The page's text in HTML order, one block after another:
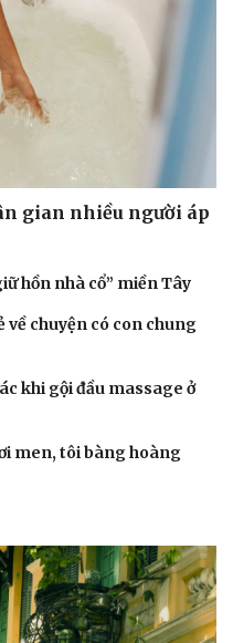
Nhà đẹp
gian nhiều người áp
hồn nhà cổ” miền Tây
về chuyện có con chung
khi gội đầu massage ở
men, tôi bàng hoàng